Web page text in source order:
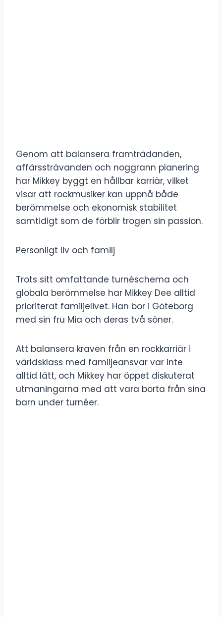
Genom att balansera framträdanden,
affärssträvanden och noggrann planering
har Mikkey byggt en hållbar karriär, vilket
visar att rockmusiker kan uppnå både
berömmelse och ekonomisk stabilitet
samtidigt som de förblir trogen sin passion.
Personligt liv och familj
Trots sitt omfattande turnéschema och
globala berömmelse har Mikkey Dee alltid
prioriterat familjelivet. Han bor i Göteborg
med sin fru Mia och deras två söner.
Att balansera kraven från en rockkarriär i
världsklass med familjeansvar var inte
alltid lätt, och Mikkey har öppet diskuterat
utmaningarna med att vara borta från sina
barn under turnéer.